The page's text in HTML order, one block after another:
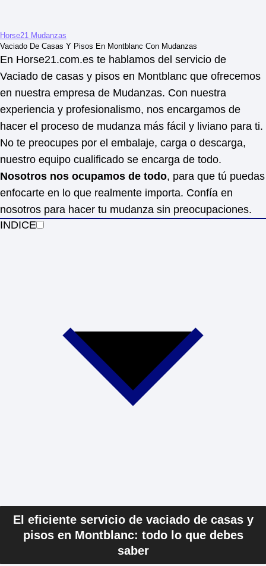
Horse21 Mudanzas
Vaciado De Casas Y Pisos En Montblanc Con Mudanzas
En Horse21.com.es te hablamos del servicio de
Vaciado de casas y pisos en Montblanc que ofrecemos
en nuestra empresa de Mudanzas. Con nuestra
experiencia y profesionalismo, nos encargamos de
hacer el proceso de mudanza más fácil y liviano para ti.
No te preocupes por el embalaje, carga o descarga,
nuestro equipo cualificado se encarga de todo.
Nosotros nos ocupamos de todo, para que tú puedas
enfocarte en lo que realmente importa. Confía en
nosotros para hacer tu mudanza sin preocupaciones.
INDICE
El eficiente servicio de vaciado de casas y
pisos en Montblanc: todo lo que debes
saber